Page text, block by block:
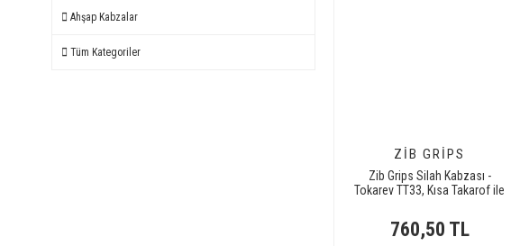
Ahşap Kabzalar
Tüm Kategoriler
ZIB GRIPS
Zib Grips Silah Kabzası -
Tokarev TT33, Kısa Takarof ile
- TKVTT33CV005
760,50 TL